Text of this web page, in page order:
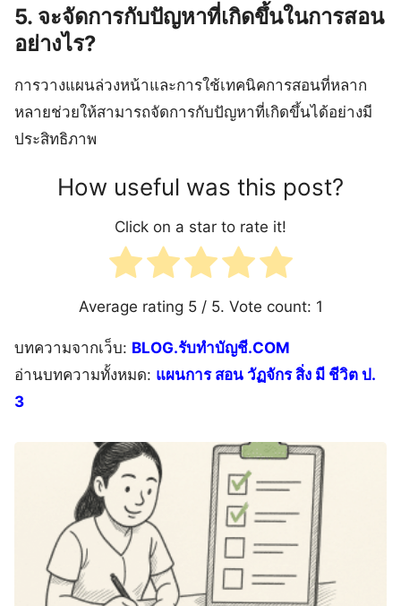
5. จะจัดการกับปัญหาที่เกิดขึ้นในการสอน
อย่างไร?
การวางแผนล่วงหน้าและการใช้เทคนิคการสอนที่หลาก
หลายช่วยให้สามารถจัดการกับปัญหาที่เกิดขึ้นได้อย่างมี
ประสิทธิภาพ
How useful was this post?
Click on a star to rate it!
Average rating 5/ 5. Vote count: 1
บทความจากเว็บ: BLOG.รับทำบัญชี.COM
อ่านบทความทั้งหมด: แผนการ สอน วัฏจักร สิ่ง มี ชีวิต ป.
3